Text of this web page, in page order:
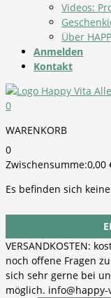
Videos:
Über
Anmelden
Kontakt
0
WARENKORB
0
Zwischensumme:0,00
Es befinden sich
VERSANDKOSTEN:
noch offene Fragen
sich sehr gerne bei
möglich.